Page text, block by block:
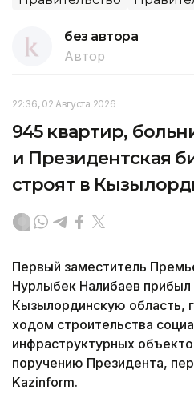
без автора
Автор
22:36, 02 Августа 2026
945 квартир,
и Президентская
строят в
Первый заместитель
Нурлыбек Налибаев прибыл
Кызылординскую область,
ходом строительства
инфраструктурных
поручению Президента,
Kazinform.